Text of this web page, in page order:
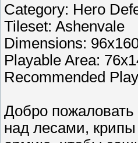
Category: Hero
Tileset: Ashenvale
Dimensions:
Playable Area:
Recommended
Добро пожаловать
над лесами,